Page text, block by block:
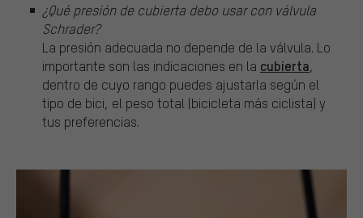
¿Qué presión de cubierta debo usar con válvula
Schrader?
La presión adecuada no depende de la válvula. Lo
importante son las indicaciones en la cubierta,
dentro de cuyo rango puedes ajustarla según el
tipo de bici, el peso total (bicicleta más ciclista) y
tus preferencias.